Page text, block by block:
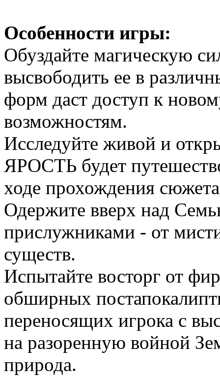
Особенности игры:
Обуздайте магическую
высвободить ее в
форм даст доступ к
возможностям.
Исследуйте живой и
ЯРОСТЬ будет
ходе прохождения
Одержите вверх над
прислужниками - от
существ.
Испытайте восторг от
обширных
переносящих игрока с
на разоренную войной
природа.